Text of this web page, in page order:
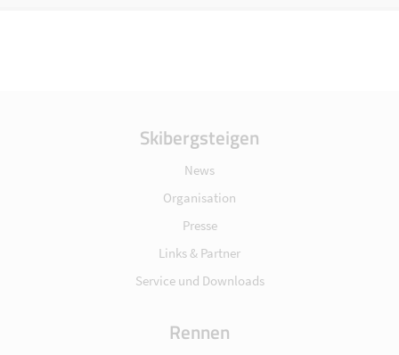
Skibergsteigen
News
Organisation
Presse
Links & Partner
Service und Downloads
Rennen